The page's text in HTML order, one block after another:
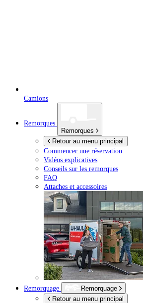
Camions
Remorques
Remorques
Retour au menu principal
Commencer une réservation
Vidéos explicatives
Conseils sur les remorques
FAQ
Attaches et accessoires
Remorquage
Remorquage
Retour au menu principal